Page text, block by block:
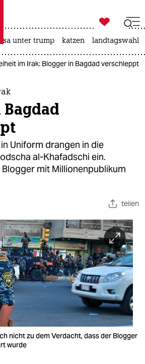
taz zahl ich
zahl ich

taz zahl ich
usa unter trump katzen landtagswahl
im Irak: Blogger in Bagdad verschleppt
Uniform drangen in die
al-Khafadschi ein.
mit Millionenpublikum
teilen
nicht zu dem Verdacht, dass der Blogger
wurde